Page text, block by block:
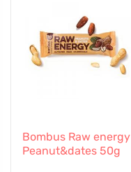
Bombus Raw energy
Peanut&dates 50g